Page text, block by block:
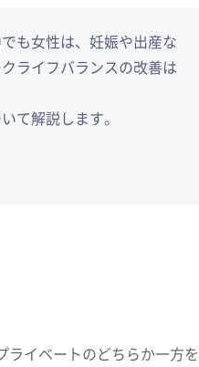
も女性は、妊娠や出産な
ライフバランスの改善は
て解説します。
ライベートのどちらか一方を